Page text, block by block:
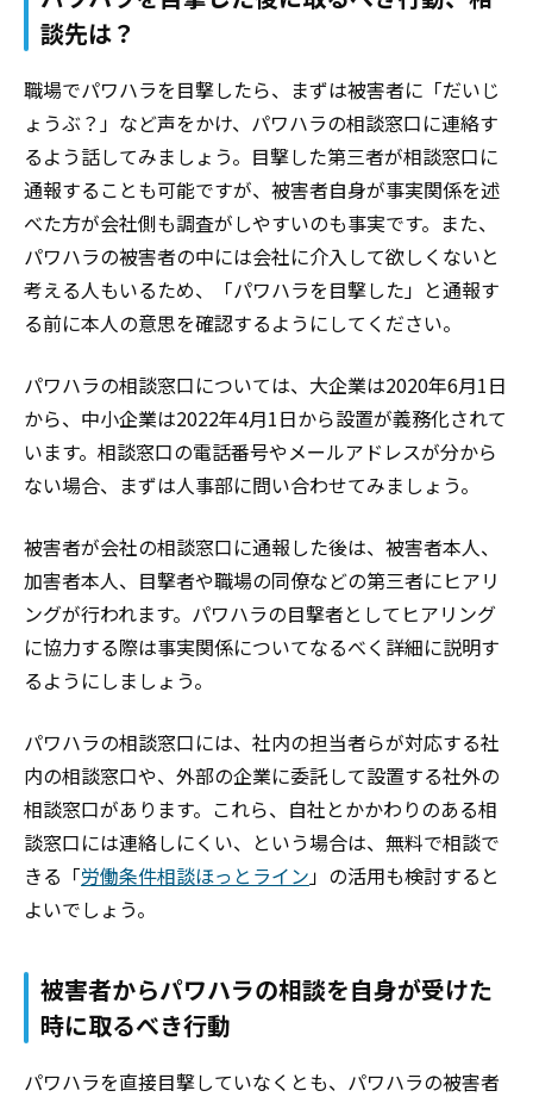
談先は？
職場でパワハラを目撃したら、まずは被害者に「だいじ
ょうぶ？」など声をかけ、パワハラの相談窓口に連絡す
るよう話してみましょう。目撃した第三者が相談窓口に
通報することも可能ですが、被害者自身が事実関係を述
べた方が会社側も調査がしやすいのも事実です。また、
パワハラの被害者の中には会社に介入して欲しくないと
考える人もいるため、「パワハラを目撃した」と通報す
る前に本人の意思を確認するようにしてください。
パワハラの相談窓口については、大企業は2020年6月1日
から、中小企業は2022年4月1日から設置が義務化されて
います。相談窓口の電話番号やメールアドレスが分から
ない場合、まずは人事部に問い合わせてみましょう。
被害者が会社の相談窓口に通報した後は、被害者本人、
加害者本人、目撃者や職場の同僚などの第三者にヒアリ
ングが行われます。パワハラの目撃者としてヒアリング
に協力する際は事実関係についてなるべく詳細に説明す
るようにしましょう。
パワハラの相談窓口には、社内の担当者らが対応する社
内の相談窓口や、外部の企業に委託して設置する社外の
相談窓口があります。これら、自社とかかわりのある相
談窓口には連絡しにくい、という場合は、無料で相談で
きる「労働条件相談ほっとライン」 の活用も検討すると
よいでしょう。
被害者からパワハラの相談を自身が受けた
時に取るべき行動
パワハラを直接目撃していなくとも、パワハラの被害者